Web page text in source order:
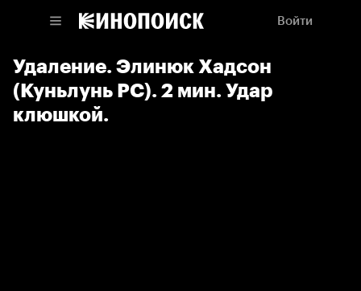
Войти
Удаление. Элинюк Хадсон
(Куньлунь РС). 2 мин. Удар
клюшкой.